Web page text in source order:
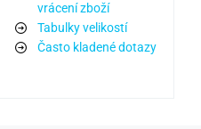
vrácení zboží
Tabulky velikostí
Často kladené dotazy